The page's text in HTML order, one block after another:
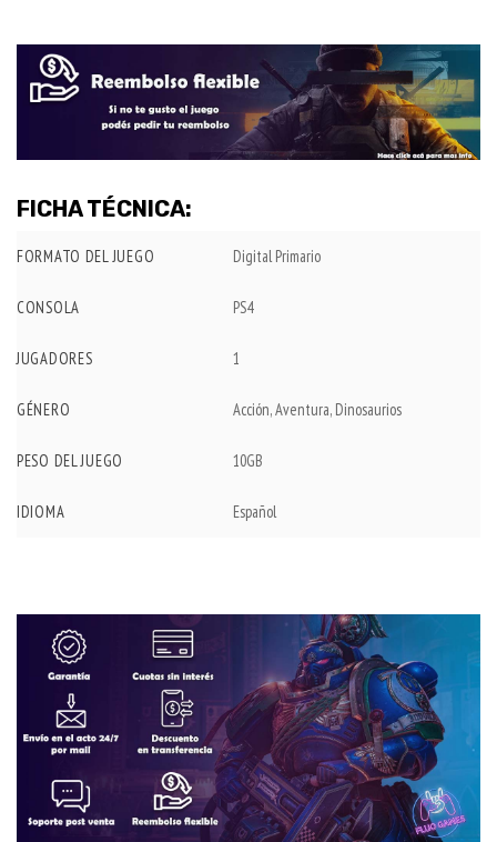
FICHA TÉCNICA:
FORMATO DEL JUEGO Digital Primario
CONSOLA PS4
JUGADORES 1
GÉNERO Acción, Aventura, Dinosaurios
PESO DEL JUEGO 10GB
IDIOMA Español